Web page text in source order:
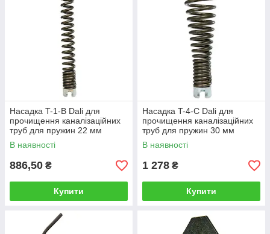
Насадка T-1-B Dali для
прочищення каналізаційних
труб для пружин 22 мм
(спіральна циліндрична)
В наявності
886,50 ₴
Купити
Насадка T-4-С Dali для
прочищення каналізаційних
труб для пружин 30 мм
(конусний бур)
В наявності
1 278 ₴
Купити